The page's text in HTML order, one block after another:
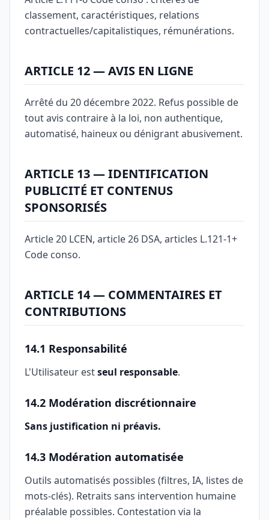
classement, caractéristiques, relations
contractuelles/capitalistiques, rémunérations.
ARTICLE 12 — AVIS EN LIGNE
Arrêté du 20 décembre 2022. Refus possible de
tout avis contraire à la loi, non authentique,
automatisé, haineux ou dénigrant abusivement.
ARTICLE 13 — IDENTIFICATION
PUBLICITÉ ET CONTENUS
SPONSORISÉS
Article 20 LCEN, article 26 DSA, articles L.121-1+
Code conso.
ARTICLE 14 — COMMENTAIRES ET
CONTRIBUTIONS
14.1 Responsabilité
L'Utilisateur estseul responsable.
14.2 Modération discrétionnaire
Sans justification ni préavis.
14.3 Modération automatisée
Outils automatisés possibles (filtres, IA, listes de
mots-clés). Retraits sans intervention humaine
préalable possibles. Contestation via la